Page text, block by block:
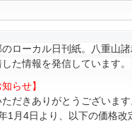
ローカル日刊紙。八重山
た情報を発信しています。
らせ】
だきありがとうございます
1月4日より、以下の価格